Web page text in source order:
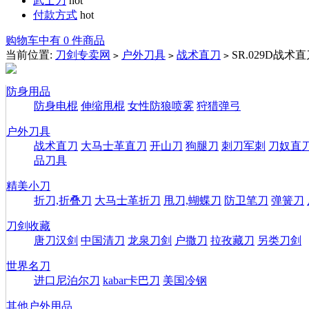
付款方式 hot
购物车中有 0 件商品
当前位置: 刀剑专卖网 > 户外刀具 > 战术直刀 > SR.029D战术直
防身用品
防身电棍 伸缩甩棍 女性防狼喷雾 狩猎弹弓
户外刀具
战术直刀 大马士革直刀 开山刀 狗腿刀 刺刀军刺 刀奴直
品刀具
精美小刀
折刀,折叠刀 大马士革折刀 甩刀,蝴蝶刀 防卫笔刀 弹簧刀
刀剑收藏
唐刀汉剑 中国清刀 龙泉刀剑 户撒刀 拉孜藏刀 另类刀剑
世界名刀
进口尼泊尔刀 kabar卡巴刀 美国冷钢
其他户外用品